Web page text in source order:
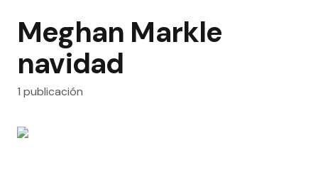
Meghan Markle
navidad
1 publicación